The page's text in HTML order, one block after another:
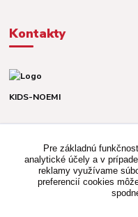
Kontakty
KIDS-NOEMI
(Po-Pia, 8-16 hod.)
Pre základnú
analytické účely a v
reklamy využívame
preferencií cookies